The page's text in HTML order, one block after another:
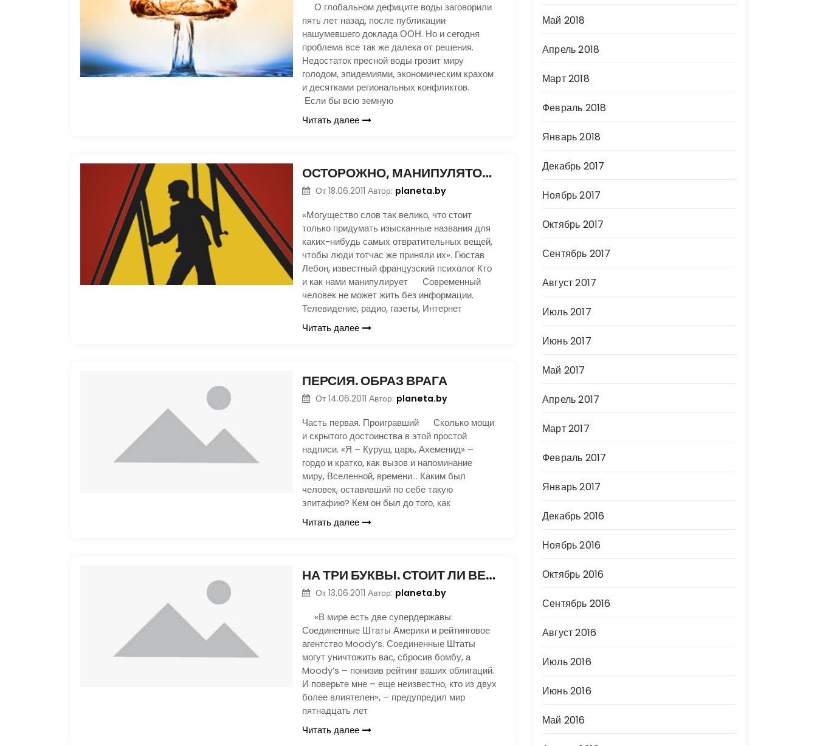
О глобальном дефиците воды заговорили
пять лет назад, после публикации
нашумевшего доклада ООН. Но и сегодня
проблема все так же далека от решения.
Недостаток пресной воды грозит миру
голодом, эпидемиями, экономическим крахом
и десятками региональных конфликтов.
Если бы всю земную
Читать далее
ОСТОРОЖНО, МАНИПУЛЯТОРЫ!
От 18.06.2011 Автор: planeta.by
«Могущество слов так велико, что стоит
только придумать изысканные названия для
каких-нибудь самых отвратительных вещей,
чтобы люди тотчас же приняли их». Гюстав
Лебон, известный французский психолог Кто
и как нами манипулирует Современный
человек не может жить без информации.
Телевидение, радио, газеты, Интернет
Читать далее
ПЕРСИЯ. ОБРАЗ ВРАГА
От 14.06.2011 Автор: planeta.by
Часть первая. Проигравший Сколько мощи
и скрытого достоинства в этой простой
надписи. «Я – Куруш, царь, Ахеменид» –
гордо и кратко, как вызов и напоминание
миру, Вселенной, времени… Каким был
человек, оставивший по себе такую
эпитафию? Кем он был до того, как
Читать далее
НА ТРИ БУКВЫ. СТОИТ ЛИ ВЕРИТЬ РЕЙТИНГАМ?
От 13.06.2011 Автор: planeta.by
«В мире есть две супердержавы:
Соединенные Штаты Америки и рейтинговое
агентство Moody’s. Соединенные Штаты
могут уничтожить вас, сбросив бомбу, а
Moody’s – понизив рейтинг ваших облигаций.
И поверьте мне – еще неизвестно, кто из двух
более влиятелен», – предупредил мир
пятнадцать лет
Читать далее
Май 2018
Апрель 2018
Март 2018
Февраль 2018
Январь 2018
Декабрь 2017
Ноябрь 2017
Октябрь 2017
Сентябрь 2017
Август 2017
Июль 2017
Июнь 2017
Май 2017
Апрель 2017
Март 2017
Февраль 2017
Январь 2017
Декабрь 2016
Ноябрь 2016
Октябрь 2016
Сентябрь 2016
Август 2016
Июль 2016
Июнь 2016
Май 2016